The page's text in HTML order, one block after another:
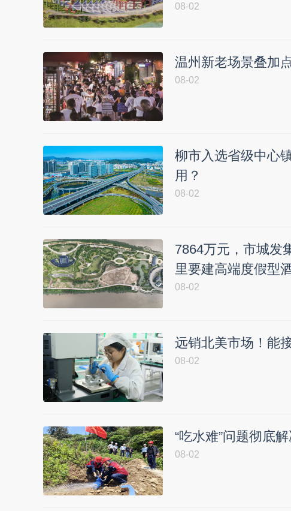
08-02
温州新老场景叠加
08-02
柳市入选省级中心
用？
08-02
7864万元，市城发
里要建高端度假型
08-02
远销北美市场！能
08-02
“吃水难”问题彻底
08-02